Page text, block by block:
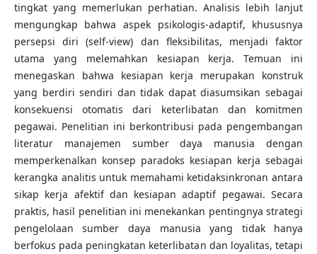
tingkat yang memerlukan perhatian. Analisis lebih lanjut
mengungkap bahwa aspek psikologis-adaptif, khususnya
persepsi diri (self-view) dan fleksibilitas, menjadi faktor
utama yang melemahkan kesiapan kerja. Temuan ini
menegaskan bahwa kesiapan kerja merupakan konstruk
yang berdiri sendiri dan tidak dapat diasumsikan sebagai
konsekuensi otomatis dari keterlibatan dan komitmen
pegawai. Penelitian ini berkontribusi pada pengembangan
literatur manajemen sumber daya manusia dengan
memperkenalkan konsep paradoks kesiapan kerja sebagai
kerangka analitis untuk memahami ketidaksinkronan antara
sikap kerja afektif dan kesiapan adaptif pegawai. Secara
praktis, hasil penelitian ini menekankan pentingnya strategi
pengelolaan sumber daya manusia yang tidak hanya
berfokus pada peningkatan keterlibatan dan loyalitas, tetapi